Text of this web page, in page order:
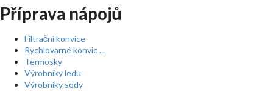
Příprava nápojů
Filtrační konvice
Rychlovarné konvic ...
Termosky
Výrobníky ledu
Výrobníky sody